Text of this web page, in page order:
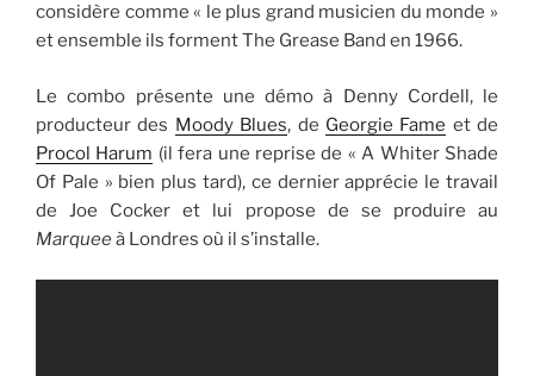
considère comme « le plus grand musicien du monde »
et ensemble ils forment The Grease Band en 1966.
Le combo présente une démo à Denny Cordell, le
producteur des Moody Blues, de Georgie Fame et de
Procol Harum (il fera une reprise de « A Whiter Shade
Of Pale » bien plus tard), ce dernier apprécie le travail
de Joe Cocker et lui propose de se produire au
Marqueeà Londres où il s’installe.